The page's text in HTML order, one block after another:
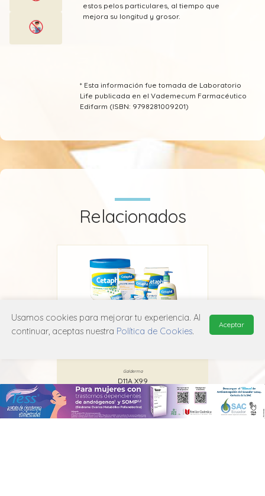
estos pelos particulares, al tiempo que
mejora su longitud y grosor.
* Esta información fue tomada de Laboratorio
Life publicada en el Vademecum Farmacéutico
Edifarm (ISBN: 9798281009201)
Relacionados
Galderma
D11A X99
Usamos cookies para mejorar tu experiencia. Al
continuar, aceptas nuestra Política de Cookies.
Aceptar